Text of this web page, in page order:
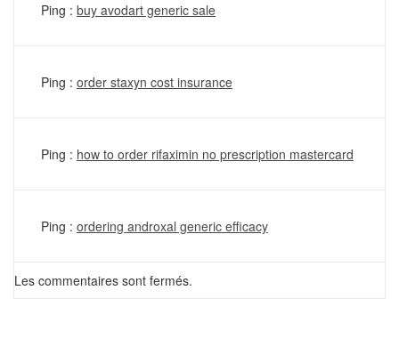
Ping : buy avodart generic sale
Ping : order staxyn cost insurance
Ping : how to order rifaximin no prescription mastercard
Ping : ordering androxal generic efficacy
Les commentaires sont fermés.